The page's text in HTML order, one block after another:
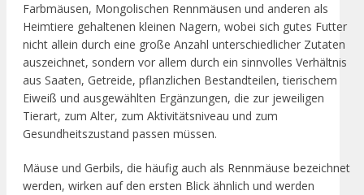
Farbmäusen, Mongolischen Rennmäusen und anderen als
Heimtiere gehaltenen kleinen Nagern, wobei sich gutes Futter
nicht allein durch eine große Anzahl unterschiedlicher Zutaten
auszeichnet, sondern vor allem durch ein sinnvolles Verhältnis
aus Saaten, Getreide, pflanzlichen Bestandteilen, tierischem
Eiweiß und ausgewählten Ergänzungen, die zur jeweiligen
Tierart, zum Alter, zum Aktivitätsniveau und zum
Gesundheitszustand passen müssen.
Mäuse und Gerbils, die häufig auch als Rennmäuse bezeichnet
werden, wirken auf den ersten Blick ähnlich und werden